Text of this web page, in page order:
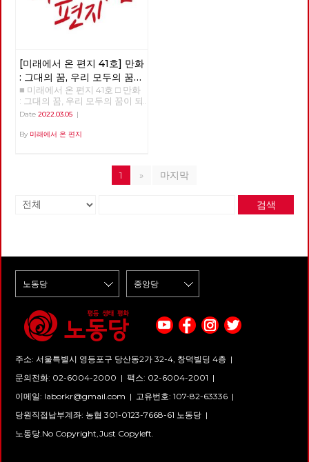
[미래에서 온 편지 41호] 만화
: 그대의 꿈, 우리 모두의 꿈이
되어
■ 미래에서 온 편지 41호 □ 만화
: 그대의 꿈, 우리 모두의 꿈이 되
어 >>>>>> 업로드 준비중
Date 2022.03.05 |
By 미래에서 온 편지
1 » 마지막
검색
주소: 서울특별시 영등포구 당산동2가 32-4, 창덕빌딩 4층 |
문의전화: 02-6004-2000 | 팩스: 02-6004-2001 |
이메일: laborkr@gmail.com | 고유번호: 107-82-63336 |
당원직접납부계좌: 농협 301-0123-7668-61 노동당 |
노동당.No Copyright,Just Copyleft.